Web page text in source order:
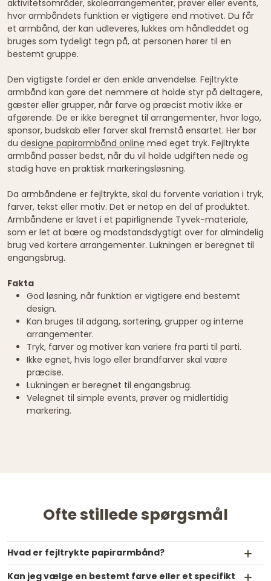
aktivitetsområder, skolearrangementer, prøver eller events,
hvor armbåndets funktion er vigtigere end motivet. Du får
et armbånd, der kan udleveres, lukkes om håndleddet og
bruges som tydeligt tegn på, at personen hører til en
bestemt gruppe.
Den vigtigste fordel er den enkle anvendelse. Fejltrykte
armbånd kan gøre det nemmere at holde styr på deltagere,
gæster eller grupper, når farve og præcist motiv ikke er
afgørende. De er ikke beregnet til arrangementer, hvor logo,
sponsor, budskab eller farver skal fremstå ensartet. Her bør
du designe papirarmbånd online med eget tryk. Fejltrykte
armbånd passer bedst, når du vil holde udgiften nede og
stadig have en praktisk markeringsløsning.
Da armbåndene er fejltrykte, skal du forvente variation i tryk,
farver, tekst eller motiv. Det er netop en del af produktet.
Armbåndene er lavet i et papirlignende Tyvek-materiale,
som er let at bære og modstandsdygtigt over for almindelig
brug ved kortere arrangementer. Lukningen er beregnet til
engangsbrug.
Fakta
God løsning, når funktion er vigtigere end bestemt
design.
Kan bruges til adgang, sortering, grupper og interne
arrangementer.
Tryk, farver og motiver kan variere fra parti til parti.
Ikke egnet, hvis logo eller brandfarver skal være
præcise.
Lukningen er beregnet til engangsbrug.
Velegnet til simple events, prøver og midlertidig
markering.
Ofte stillede spørgsmål
Hvad er fejltrykte papirarmbånd?
Kan jeg vælge en bestemt farve eller et specifikt